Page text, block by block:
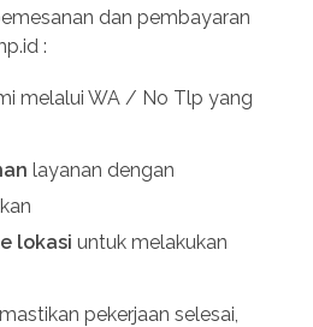
dan pembayaran
:
melalui WA / No Tlp yang
layanan dengan
lokasi untuk melakukan
pekerjaan selesai,